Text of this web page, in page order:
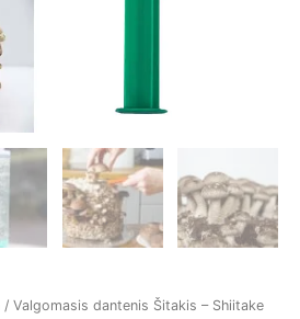
/ Valgomasis dantenis Šitakis – Shiitake